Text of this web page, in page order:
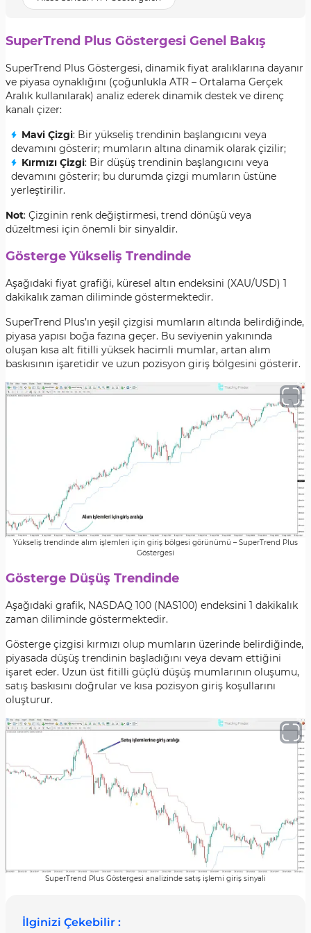
SuperTrend Plus Göstergesi Genel Bakış
SuperTrend Plus Göstergesi, dinamik fiyat aralıklarına dayanır
ve piyasa oynaklığını (çoğunlukla ATR – Ortalama Gerçek
Aralık kullanılarak) analiz ederek dinamik destek ve direnç
kanalı çizer:
Mavi Çizgi: Bir yükseliş trendinin başlangıcını veya
devamını gösterir; mumların altına dinamik olarak çizilir;
Kırmızı Çizgi: Bir düşüş trendinin başlangıcını veya
devamını gösterir; bu durumda çizgi mumların üstüne
yerleştirilir.
Not: Çizginin renk değiştirmesi, trend dönüşü veya
düzeltmesi için önemli bir sinyaldir.
Gösterge Yükseliş Trendinde
Aşağıdaki fiyat grafiği, küresel altın endeksini (XAU/USD) 1
dakikalık zaman diliminde göstermektedir.
SuperTrend Plus’ın yeşil çizgisi mumların altında belirdiğinde,
piyasa yapısı boğa fazına geçer. Bu seviyenin yakınında
oluşan kısa alt fitilli yüksek hacimli mumlar, artan alım
baskısının işaretidir ve uzun pozisyon giriş bölgesini gösterir.
Yükseliş trendinde alım işlemleri için giriş bölgesi görünümü – SuperTrend Plus
Göstergesi
Gösterge Düşüş Trendinde
Aşağıdaki grafik, NASDAQ 100 (NAS100) endeksini 1 dakikalık
zaman diliminde göstermektedir.
Gösterge çizgisi kırmızı olup mumların üzerinde belirdiğinde,
piyasada düşüş trendinin başladığını veya devam ettiğini
işaret eder. Uzun üst fitilli güçlü düşüş mumlarının oluşumu,
satış baskısını doğrular ve kısa pozisyon giriş koşullarını
oluşturur.
SuperTrend Plus Göstergesi analizinde satış işlemi giriş sinyali
İlginizi Çekebilir :